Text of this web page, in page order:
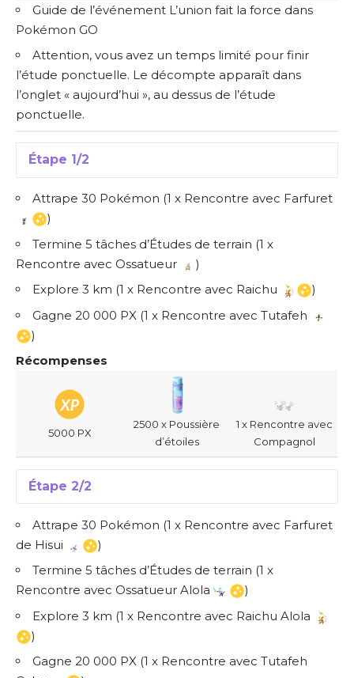
Guide de l’événement L’union fait la force dans
Pokémon GO
Attention, vous avez un temps limité pour finir
l’étude ponctuelle. Le décompte apparaît dans
l’onglet « aujourd’hui », au dessus de l’étude
ponctuelle.
Étape 1/2
Attrape 30 Pokémon (1 x Rencontre avec Farfuret
)
Termine 5 tâches d’Études de terrain (1 x
Rencontre avec Ossatueur
)
Explore 3 km (1 x Rencontre avec Raichu
)
Gagne 20 000 PX (1 x Rencontre avec Tutafeh
)
Récompenses
5000 PX
2500 x Poussière
d’étoiles
1 x Rencontre avec
Compagnol
Étape 2/2
Attrape 30 Pokémon (1 x Rencontre avec Farfuret
de Hisui
)
Termine 5 tâches d’Études de terrain (1 x
Rencontre avec Ossatueur Alola
)
Explore 3 km (1 x Rencontre avec Raichu Alola
)
Gagne 20 000 PX (1 x Rencontre avec Tutafeh